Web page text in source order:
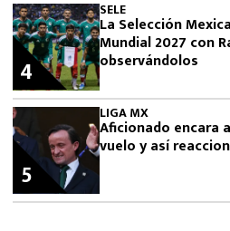
SELE
La Selección
Mundial 2027 con
observándolos
4
LIGA MX
Aficionado encara
vuelo y así
5